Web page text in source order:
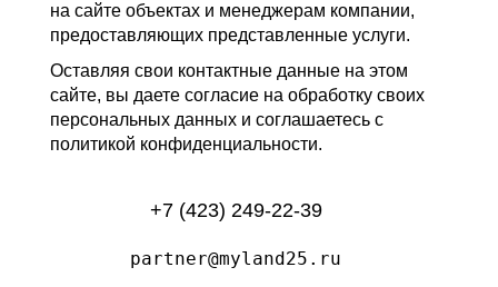
на сайте объектах и менеджерам компании,
предоставляющих представленные услуги.
Оставляя свои контактные данные на этом
сайте, вы даете согласие на обработку своих
персональных данных и соглашаетесь с
политикой конфиденциальности.
+7 (423) 249-22-39
partner@myland25.ru